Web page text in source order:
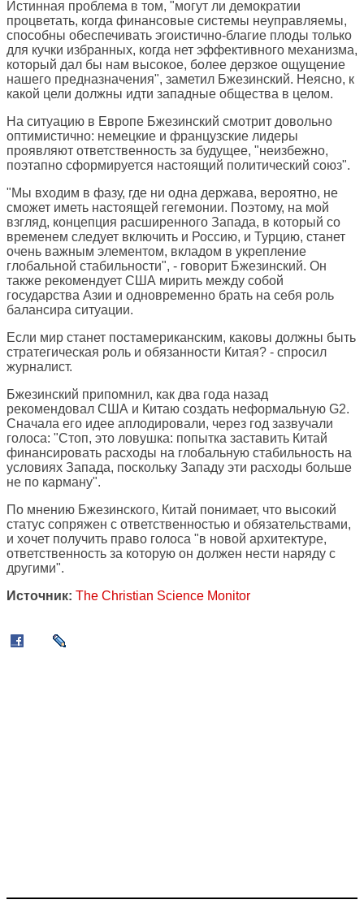
Истинная проблема в том, "могут ли демократии
процветать, когда финансовые системы неуправляемы,
способны обеспечивать эгоистично-благие плоды только
для кучки избранных, когда нет эффективного механизма,
который дал бы нам высокое, более дерзкое ощущение
нашего предназначения", заметил Бжезинский. Неясно, к
какой цели должны идти западные общества в целом.
На ситуацию в Европе Бжезинский смотрит довольно
оптимистично: немецкие и французские лидеры
проявляют ответственность за будущее, "неизбежно,
поэтапно сформируется настоящий политический союз".
"Мы входим в фазу, где ни одна держава, вероятно, не
сможет иметь настоящей гегемонии. Поэтому, на мой
взгляд, концепция расширенного Запада, в который со
временем следует включить и Россию, и Турцию, станет
очень важным элементом, вкладом в укрепление
глобальной стабильности", - говорит Бжезинский. Он
также рекомендует США мирить между собой
государства Азии и одновременно брать на себя роль
балансира ситуации.
Если мир станет постамериканским, каковы должны быть
стратегическая роль и обязанности Китая? - спросил
журналист.
Бжезинский припомнил, как два года назад
рекомендовал США и Китаю создать неформальную G2.
Сначала его идее аплодировали, через год зазвучали
голоса: "Стоп, это ловушка: попытка заставить Китай
финансировать расходы на глобальную стабильность на
условиях Запада, поскольку Западу эти расходы больше
не по карману".
По мнению Бжезинского, Китай понимает, что высокий
статус сопряжен с ответственностью и обязательствами,
и хочет получить право голоса "в новой архитектуре,
ответственность за которую он должен нести наряду с
другими".
Источник: The Christian Science Monitor